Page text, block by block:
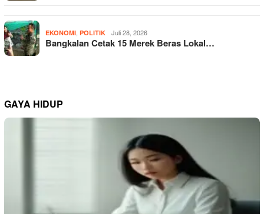
EKONOMI, POLITIK Juli 28, 2026
Bangkalan Cetak 15 Merek Beras Lokal…
GAYA HIDUP